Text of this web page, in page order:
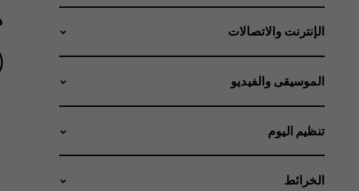
الإنترنت والاتصالات
الموسيقى والفيديو
تنظيم اليوم
الخرائط